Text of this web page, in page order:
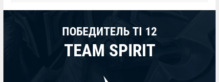
ПОБЕДИТЕЛЬ TI 12
TEAM SPIRIT